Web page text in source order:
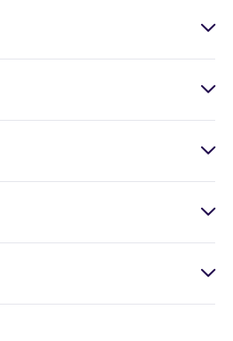
프라이버시 클라우드 외
비즈니스 로직에 따라 데
여 교류할 수 있으며, 사
완전히 통제할 수 있습